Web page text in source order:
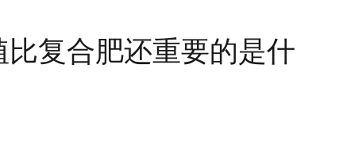
复合肥还重要的是什